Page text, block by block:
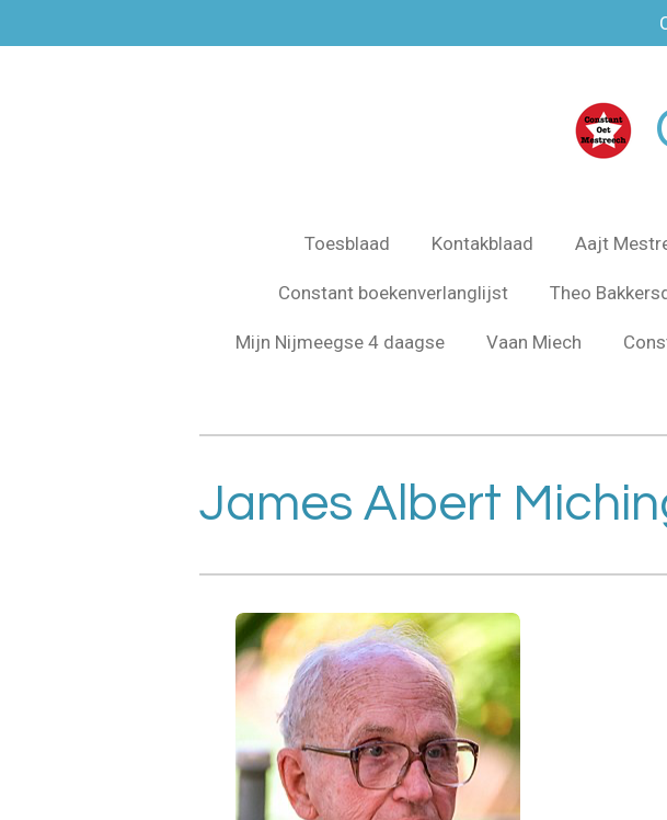
direct
Toesblaad Kontakblaad Aajt
Constant boekenverlanglijst Theo
Mijn Nijmeegse 4 daagse Vaan Miech
James Albert